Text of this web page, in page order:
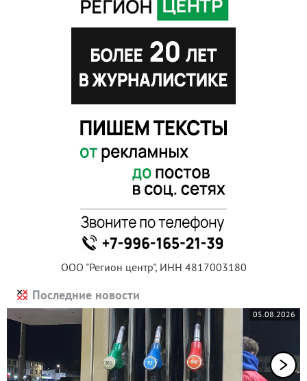
ООО "Регион центр", ИНН 4817003180
Последние новости
05.08.2026